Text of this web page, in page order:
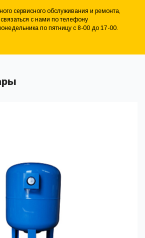
сервисного обслуживания и ремонта,
с нами по телефону
по пятницу с 8-00 до 17-00.